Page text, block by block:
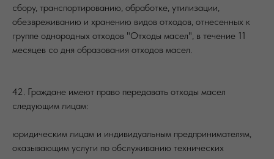
сбору, транспортированию, обработке, утилизации,
обезвреживанию и хранению видов отходов, отнесенных к
группе однородных отходов "Отходы масел", в течение 11
месяцев со дня образования отходов масел.
42. Граждане имеют право передавать отходы масел
следующим лицам:
юридическим лицам и индивидуальным предпринимателям,
оказывающим услуги по обслуживанию технических